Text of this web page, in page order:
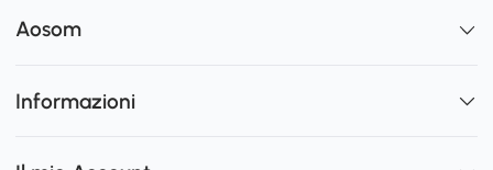
Aosom
Informazioni